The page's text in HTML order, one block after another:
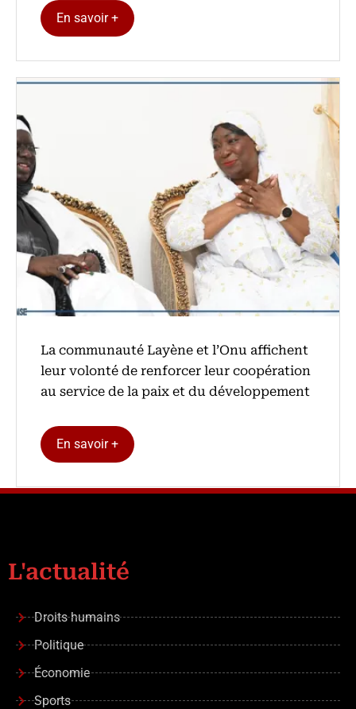
En savoir +
La communauté Layène et l’Onu affichent
leur volonté de renforcer leur coopération
au service de la paix et du développement
En savoir +
L'actualité
Droits humains
Politique
Économie
Sports